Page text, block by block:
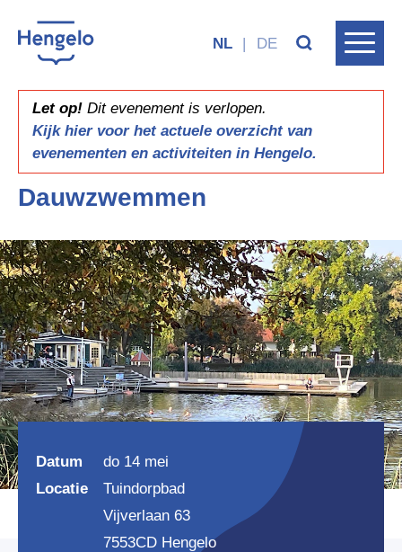
NL | DE
Let op! Dit evenement is verlopen.
Kijk hier voor het actuele overzicht van
evenementen en activiteiten in Hengelo.
Dauwzwemmen
Datum
do 14 mei
Locatie
Tuindorpbad
Vijverlaan 63
7553CD Hengelo